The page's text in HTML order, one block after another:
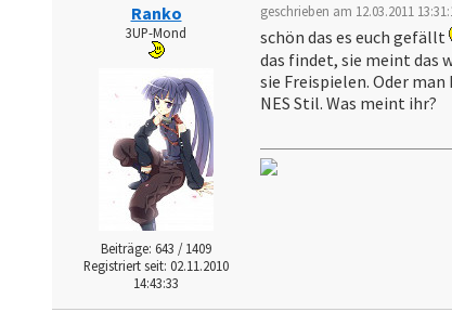
Ranko
3UP-Mond
Beiträge: 643 / 1409
Registriert seit: 02.11.2010
14:43:33
geschrieben am 12.03.2011
schön das es euch gefällt
das findet, sie meint das
sie Freispielen. Oder
NES Stil. Was meint ihr?